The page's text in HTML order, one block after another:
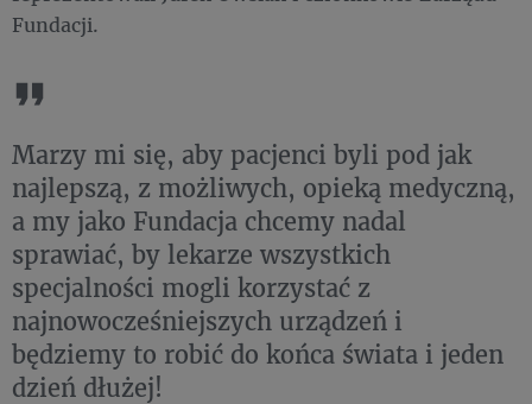
Fundacji.
Marzy mi się, aby pacjenci byli pod jak
najlepszą, z możliwych, opieką medyczną,
a my jako Fundacja chcemy nadal
sprawiać, by lekarze wszystkich
specjalności mogli korzystać z
najnowocześniejszych urządzeń i
będziemy to robić do końca świata i jeden
dzień dłużej!